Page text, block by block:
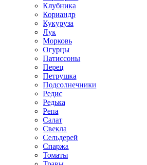
Клубника
Кориандр
Кукуруза
Лук
Морковь
Огурцы
Патиссоны
Перец
Петрушка
Подсолнечники
Редис
Редька
Репа
Салат
Свекла
Сельдерей
Спаржа
Томаты